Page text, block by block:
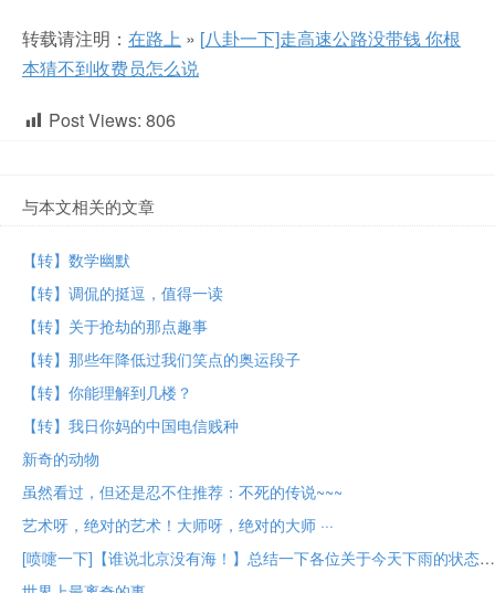
转载请注明： 在路上 » [八卦一下]走高速公路没带钱 你根
本猜不到收费员怎么说
Post Views: 806
与本文相关的文章
【转】数学幽默
【转】调侃的挺逗， 值得一读
【转】关于抢劫的那点趣事
【转】那些年降低过我们笑点的奥运段子
【转】你能理解到几楼？
【转】我日你妈的中国电信贱种
新奇的动物
虽然看过，但还是忍不住推荐：不死的传说~~~
艺术呀，绝对的艺术！大师呀，绝对的大师 ···
[喷嚏一下]【谁说北京没有海！】总结一下各位关于今天下雨的状态～